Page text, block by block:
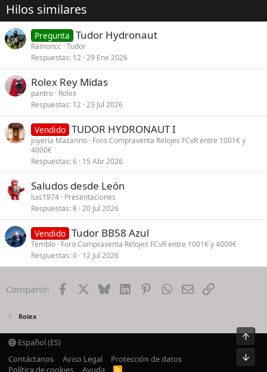
Hilos similares
Pregunta Tudor Hydronaut
Ramoncc Tudor
Respuestas 12 29 Ene 2026
Rolex Rey Midas
pantro Rolex
Respuestas 12 23 Jul 2026
Vendido TUDOR HYDRONAUT I
Joyería Mazarino Foro Compraventa Relojes FCvR entre 1001€ y
4000€
Respuestas 6 15 Abr 2026
Saludos desde León
luis1974 Presentaciones
Respuestas 8 20 Jul 2026
Vendido Tudor BB58 Azul
Temblo Foro Compraventa Relojes FCvR entre 1001€ y 4000€
Respuestas 0 12 Jul 2026
Compartir: Facebook BlueskyLinkedInPinterestWhatsApp
EmailEnlace
Rolex
Español (ES)
Contáctanos
Aviso Legal
Protección de datos
Política de cookies
Ayuda R